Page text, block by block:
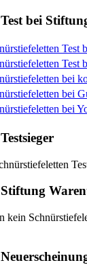
bei
Test
Test
bei
bei
bei
kein